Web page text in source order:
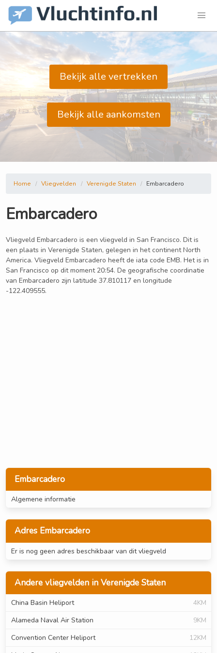
Bekijk alle vertrekken
Bekijk alle aankomsten
Embarcadero
Algemene informatie
Adres Embarcadero
Er is nog geen adres beschikbaar van dit vliegveld
Andere vliegvelden in Verenigde Staten
China Basin Heliport
4KM
Alameda Naval Air Station
9KM
Convention Center Heliport
12KM
Home Vliegvelden Verenigde Staten Embarcadero
Embarcadero
Vliegveld Embarcadero is een vliegveld in San Francisco. Dit is
een plaats in Verenigde Staten, gelegen in het continent North
America. Vliegveld Embarcadero heeft de iata code EMB. Het is in
San Francisco op dit moment 20:54. De geografische coordinatie
van Embarcadero zijn latitude 37.810117 en longitude
-122.409555.